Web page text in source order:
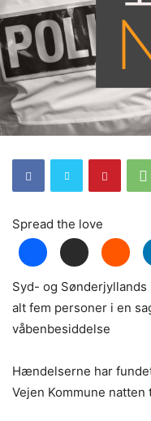
Spread the love
Syd- og
alt fem personer i en
våbenbesiddelse
Hændelserne har
Vejen Kommune natten